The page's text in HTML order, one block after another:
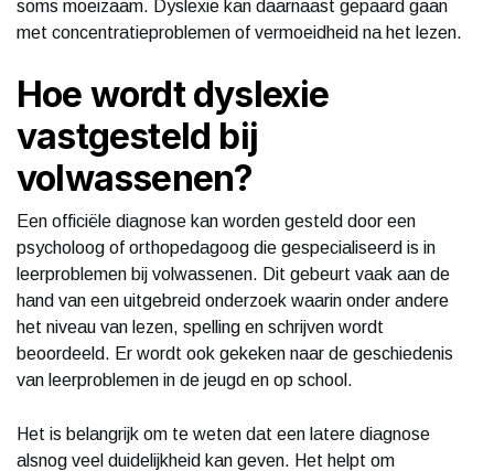
soms moeizaam. Dyslexie kan daarnaast gepaard gaan
met concentratieproblemen of vermoeidheid na het lezen.
Hoe wordt dyslexie
vastgesteld bij
volwassenen?
Een officiële diagnose kan worden gesteld door een
psycholoog of orthopedagoog die gespecialiseerd is in
leerproblemen bij volwassenen. Dit gebeurt vaak aan de
hand van een uitgebreid onderzoek waarin onder andere
het niveau van lezen, spelling en schrijven wordt
beoordeeld. Er wordt ook gekeken naar de geschiedenis
van leerproblemen in de jeugd en op school.
Het is belangrijk om te weten dat een latere diagnose
alsnog veel duidelijkheid kan geven. Het helpt om